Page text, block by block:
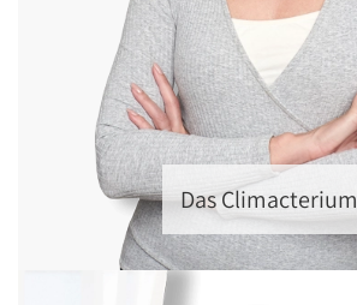
Das Climacterium